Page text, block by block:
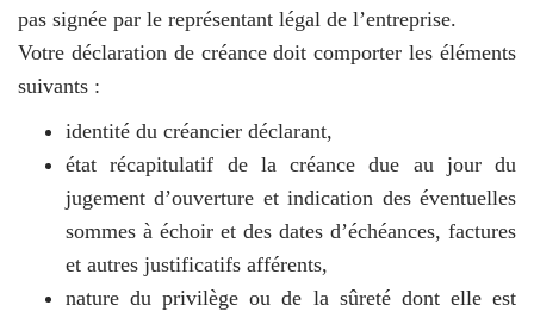
pas signée par le représentant légal de l’entreprise.
Votre déclaration de créance doit comporter les éléments
suivants :
identité du créancier déclarant,
état récapitulatif de la créance due au jour du
jugement d’ouverture et indication des éventuelles
sommes à échoir et des dates d’échéances, factures
et autres justificatifs afférents,
nature du privilège ou de la sûreté dont elle est